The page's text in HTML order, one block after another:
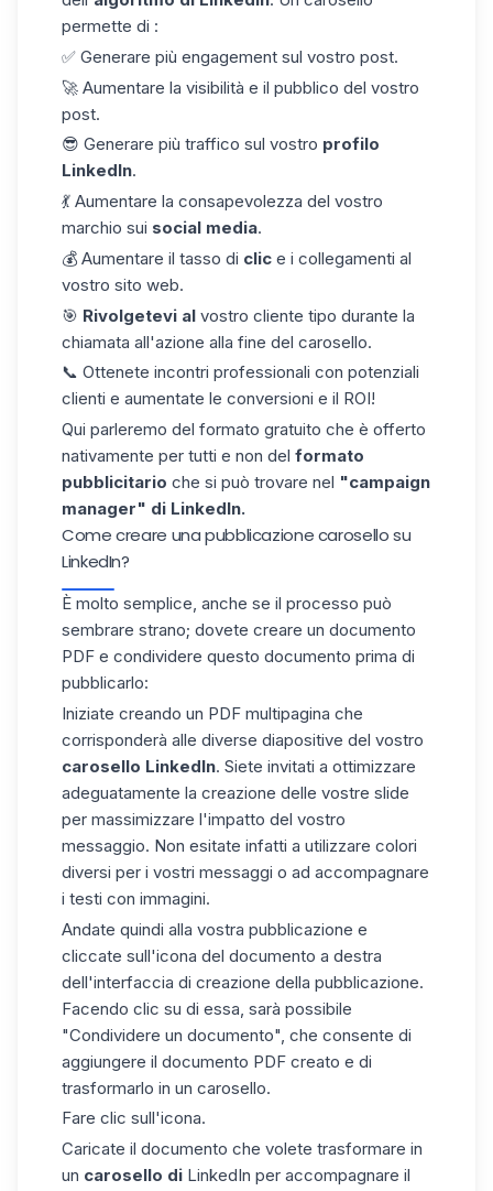
permette di :
✅ Generare più engagement sul vostro post.
🚀 Aumentare la visibilità e il pubblico del vostro
post.
😎 Generare più traffico sul vostro profilo
LinkedIn.
💃 Aumentare la consapevolezza del vostro
marchio sui social media.
💰 Aumentare il tasso di clic e i collegamenti al
vostro sito web.
🎯 Rivolgetevi al vostro cliente tipo durante la
chiamata all'azione alla fine del carosello.
📞 Ottenete incontri professionali con potenziali
clienti e aumentate le conversioni e il ROI!
Qui parleremo del formato gratuito che è offerto
nativamente per tutti e non del formato
pubblicitario che si può trovare nel "campaign
manager" di LinkedIn.
Come creare una pubblicazione carosello su
LinkedIn?
È molto semplice, anche se il processo può
sembrare strano; dovete creare un documento
PDF e condividere questo documento prima di
pubblicarlo:
Iniziate creando un PDF multipagina che
corrisponderà alle diverse diapositive del vostro
carosello LinkedIn. Siete invitati a ottimizzare
adeguatamente la creazione delle vostre slide
per massimizzare l'impatto del vostro
messaggio. Non esitate infatti a utilizzare colori
diversi per i vostri messaggi o ad accompagnare
i testi con immagini.
Andate quindi alla vostra pubblicazione e
cliccate sull'icona del documento a destra
dell'interfaccia di creazione della pubblicazione.
Facendo clic su di essa, sarà possibile
"Condividere un documento", che consente di
aggiungere il documento PDF creato e di
trasformarlo in un carosello.
Fare clic sull'icona.
Caricate il documento che volete trasformare in
un carosello di LinkedIn per accompagnare il